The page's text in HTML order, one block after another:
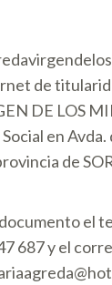
de
DE LOS
en
de
el
687 y el